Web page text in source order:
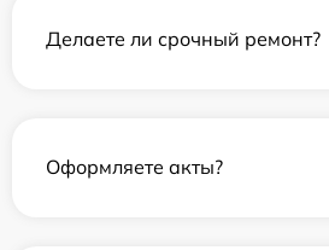
Делаете ли срочный ремонт?
Оформляете акты?